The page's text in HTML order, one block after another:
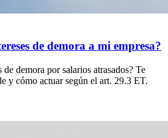
de demora a mi empresa?
de demora por salarios atrasados? Te
y cómo actuar según el art. 29.3 ET.